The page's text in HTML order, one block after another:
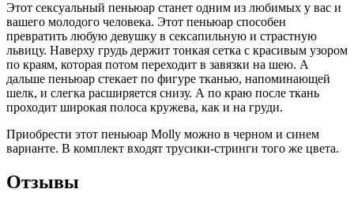
Этот сексуальный пеньюар станет одним из любимых у вас и
вашего молодого человека. Этот пеньюар способен
превратить любую девушку в сексапильную и страстную
львицу. Наверху грудь держит тонкая сетка с красивым узором
по краям, которая потом переходит в завязки на шею. А
дальше пеньюар стекает по фигуре тканью, напоминающей
шелк, и слегка расширяется снизу. А по краю после ткань
проходит широкая полоса кружева, как и на груди.
Приобрести этот пеньюар Molly можно в черном и синем
варианте. В комплект входят трусики-стринги того же цвета.
Отзывы